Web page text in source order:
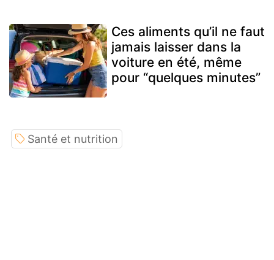
Ces aliments qu’il ne faut
jamais laisser dans la
voiture en été, même
pour “quelques minutes”
Santé et nutrition